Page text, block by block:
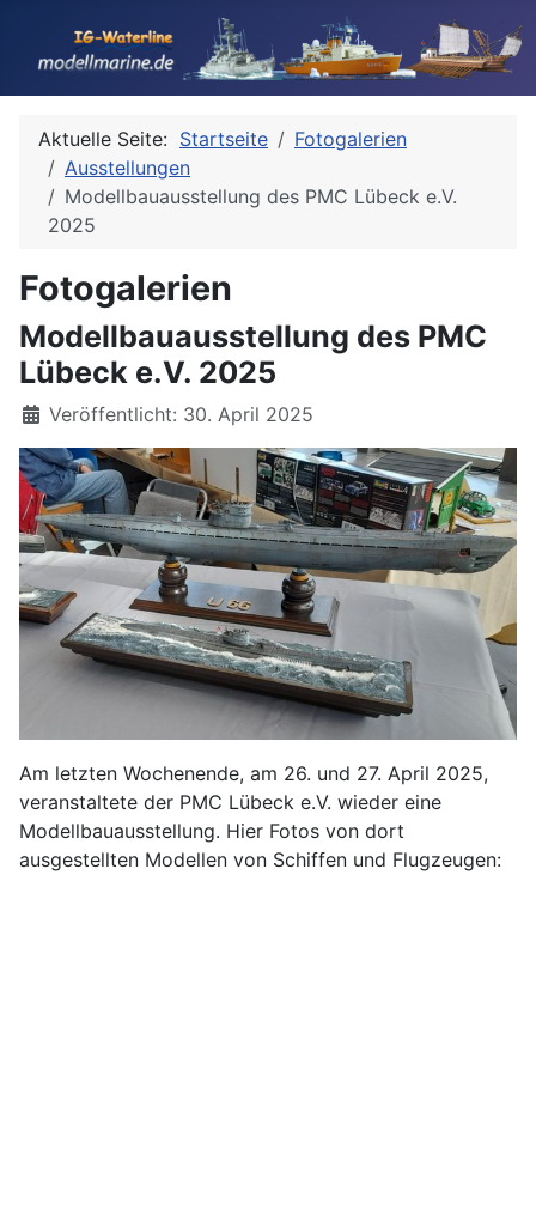
Aktuelle Seite: Startseite
Fotogalerien
Ausstellungen
Modellbauausstellung des PMC Lübeck e.V.
2025
Fotogalerien
Modellbauausstellung des PMC
Lübeck e.V. 2025
Details
Veröffentlicht: 30. April 2025
Am letzten Wochenende, am 26. und 27. April 2025,
veranstaltete der PMC Lübeck e.V. wieder eine
Modellbauausstellung. Hier Fotos von dort
ausgestellten Modellen von Schiffen und Flugzeugen: